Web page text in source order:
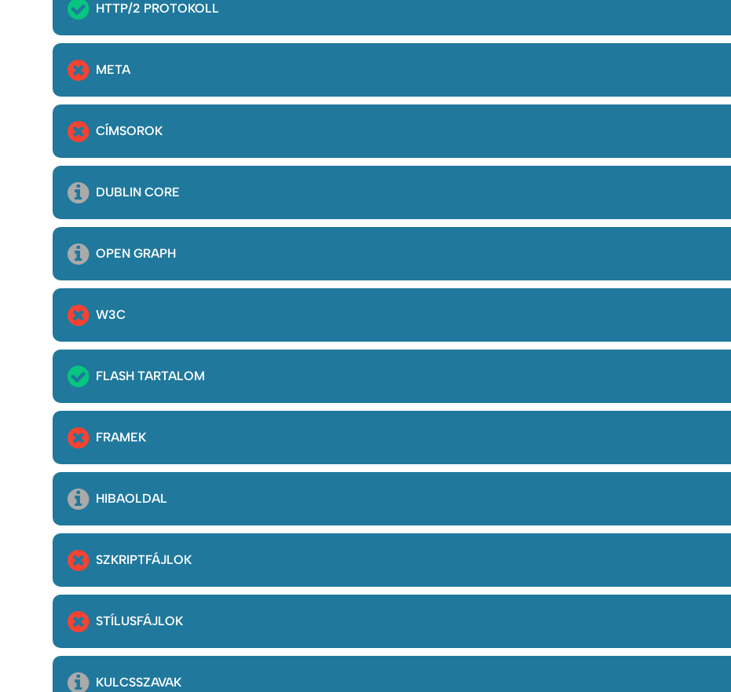
HTTP/2 PROTOKOLL
META
CÍMSOROK
DUBLIN CORE
OPEN GRAPH
W3C
FLASH TARTALOM
FRAMEK
HIBAOLDAL
SZKRIPTFÁJLOK
STÍLUSFÁJLOK
KULCSSZAVAK